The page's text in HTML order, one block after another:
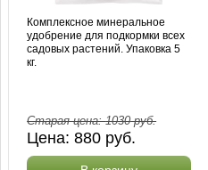
Комплексное минеральное
удобрение для подкормки всех
садовых растений. Упаковка 5
кг.
Старая цена:1030руб.
Цена:880 руб.